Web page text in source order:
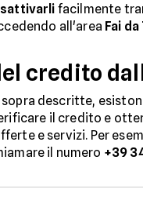
facilmente
all'area Fai da
credito
descritte,
il credito e
e servizi. Per
il numero +39